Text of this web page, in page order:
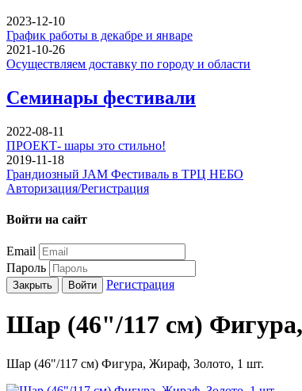
2023-12-10
График работы в декабре и январе
2021-10-26
Осуществляем доставку по городу и области
Семинары фестивали
2022-08-11
ПРОЕКТ- шары это стильно!
2019-11-18
Грандиозный JAM Фестиваль в ТРЦ НЕБО
Авторизация/Регистрация
Войти на сайт
Email
Пароль
Закрыть Войти Регистрация
Шар (46"/117 см)
Шар (46"/117 см) Фигура, Жираф, Золото, 1 шт.